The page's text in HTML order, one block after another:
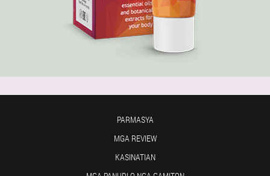
PARMASYA
MGA REVIEW
KASINATIAN